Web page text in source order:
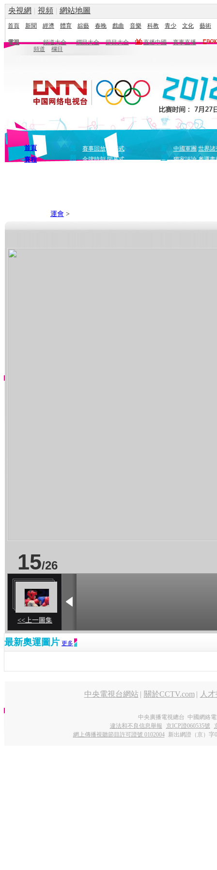
央視網 | 視頻 | 網站地圖
首頁 新聞 經濟 體育 綜藝 春晚 戲曲 音樂 科教 青少 文化 藝術
電視 頻道大全 欄目大全 節目大全 直播中國
賽事直播
頻道
欄目
首頁
賽程
頻
賽事回放
開幕式
金牌時刻 閉幕式
中國軍團 世界諸
獨家評論 奧運畫
運會 >
15/26
<<上一圖集
最新奧運圖片 更多
中央電視台網站 | 關於CCTV.com | 人
中央廣播電視總台 中國網絡
違法和不良信息舉報
京ICP證060535號
網上傳播視聽節目許可證號 0102004 新出網證（京）